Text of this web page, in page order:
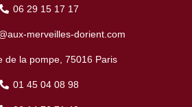
06 29 15 17 17
merveilles-dorient.com
de la pompe, 75016 Paris
01 45 04 08 98